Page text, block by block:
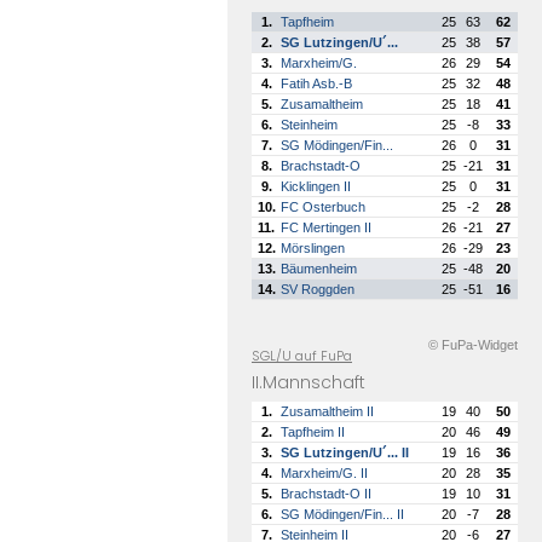
1. Tapfheim 25 63
62
2.
SG Lutzingen/U´... 25 38
57
3.
Marxheim/G. 26 29
54
4.
Fatih Asb.-B 25 32
48
5.
Zusamaltheim 25 18
41
6.
Steinheim 25 -8
33
7.
SG Mödingen/Fin... 26 0
31
8.
Brachstadt-O 25 -21
31
9.
Kicklingen II 25 0
31
10. FC Osterbuch 25 -2
28
11. FC Mertingen II 26 -21
27
12. Mörslingen 26 -29
23
13. Bäumenheim 25 -48
20
14. SV Roggden 25 -51 16
© FuPa-Widget
SGL/U auf FuPa
II.Mannschaft
1. Zusamaltheim II 19 40
50
2.
Tapfheim II 20 46
49
3.
SG Lutzingen/U´... II 19 16
36
4.
Marxheim/G. II 20 28
35
5.
Brachstadt-O II 19 10
31
6.
SG Mödingen/Fin... II 20 -7
28
7.
Steinheim II 20 -6
27